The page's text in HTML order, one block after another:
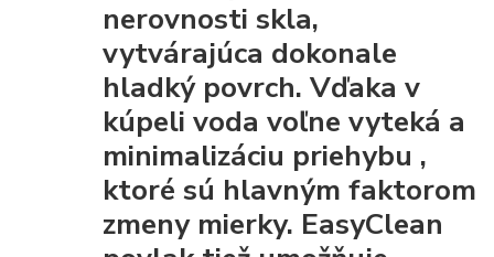
nerovnosti skla,
vytvárajúca dokonale
hladký povrch. Vďakav
kúpeli voda voľne vyteká a
minimalizáciu priehybu ,
ktoré sú hlavným faktorom
zmeny mierky. EasyClean